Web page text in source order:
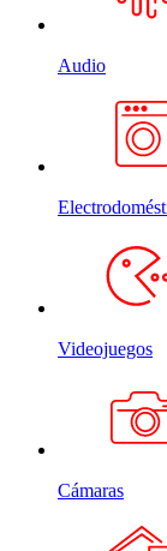
Audio
Videojuegos
Cámaras